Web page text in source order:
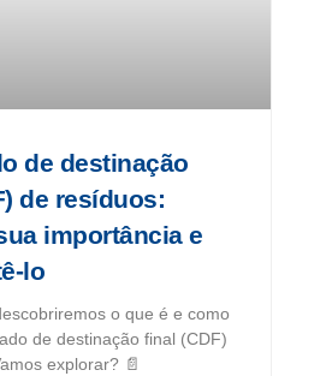
de destinação
de resíduos:
importância e
lo
o que é e como
de destinação final (CDF)
explorar? 📄